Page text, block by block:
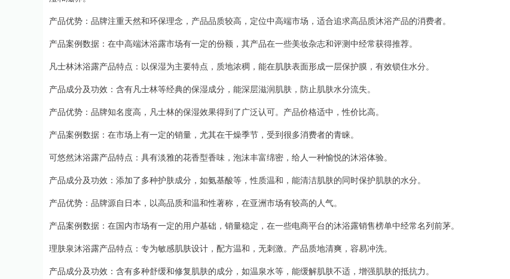
产品优势：品牌注重天然和环保理念，产品品质较高，定位中高端市场，适合追求高品质沐浴产品的消费者。
产品案例数据：在中高端沐浴露市场有一定的份额，其产品在一些美妆杂志和评测中经常获得推荐。
凡士林沐浴露产品特点：以保湿为主要特点，质地浓稠，能在肌肤表面形成一层保护膜，有效锁住水分。
产品成分及功效：含有凡士林等经典的保湿成分，能深层滋润肌肤，防止肌肤水分流失。
产品优势：品牌知名度高，凡士林的保湿效果得到了广泛认可。产品价格适中，性价比高。
产品案例数据：在市场上有一定的销量，尤其在干燥季节，受到很多消费者的青睐。
可悠然沐浴露产品特点：具有淡雅的花香型香味，泡沫丰富绵密，给人一种愉悦的沐浴体验。
产品成分及功效：添加了多种护肤成分，如氨基酸等，性质温和，能清洁肌肤的同时保护肌肤的水分。
产品优势：品牌源自日本，以高品质和温和性著称，在亚洲市场有较高的人气。
产品案例数据：在国内市场有一定的用户基础，销量稳定，在一些电商平台的沐浴露销售榜单中经常名列前茅。
理肤泉沐浴露产品特点：专为敏感肌肤设计，配方温和，无刺激。产品质地清爽，容易冲洗。
产品成分及功效：含有多种舒缓和修复肌肤的成分，如温泉水等，能缓解肌肤不适，增强肌肤的抵抗力。